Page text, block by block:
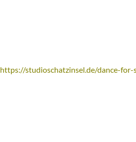
https://studioschatzinsel.de/dance-